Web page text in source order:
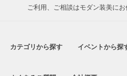
ご利用、ご相談はモダン装美にお
カテゴリから探す イベントから探